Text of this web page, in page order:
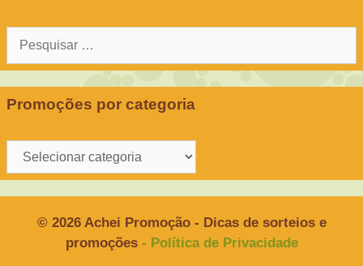
Pesquisar
Promoções por categoria
Promoções
por
© 2026 Achei Promoção - Dicas de sorteios e
promoções - Política de Privacidade